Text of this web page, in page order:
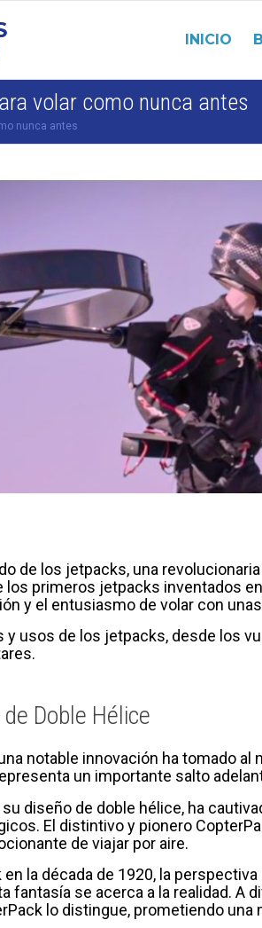
INICIO
volar como nunca antes
nunca antes
de los jetpacks, una
primeros jetpacks inventados
y el entusiasmo de volar con
usos de los jetpacks, desde los
Doble Hélice
notable innovación ha tomado
un importante salto
diseño de doble hélice, ha
El distintivo y pionero
de viajar por aire.
la década de 1920, la
fantasía se acerca a la realidad. A
lo distingue, prometiendo una